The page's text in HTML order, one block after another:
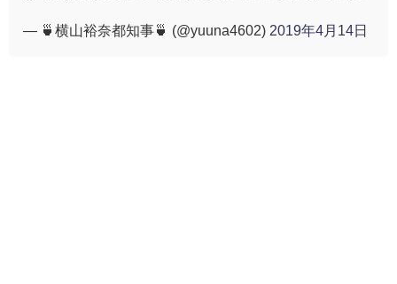
— 🍵横山裕奈都知事🍵 (@yuuna4602) 2019年4月14日